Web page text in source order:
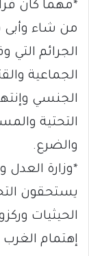
*مهما كان
من شاء وأبى
الجرائم التي
الجماعية
الجنسي
التحتية
والضرع.
*وزارة
يستحقون
الحيثيات
إهتمام